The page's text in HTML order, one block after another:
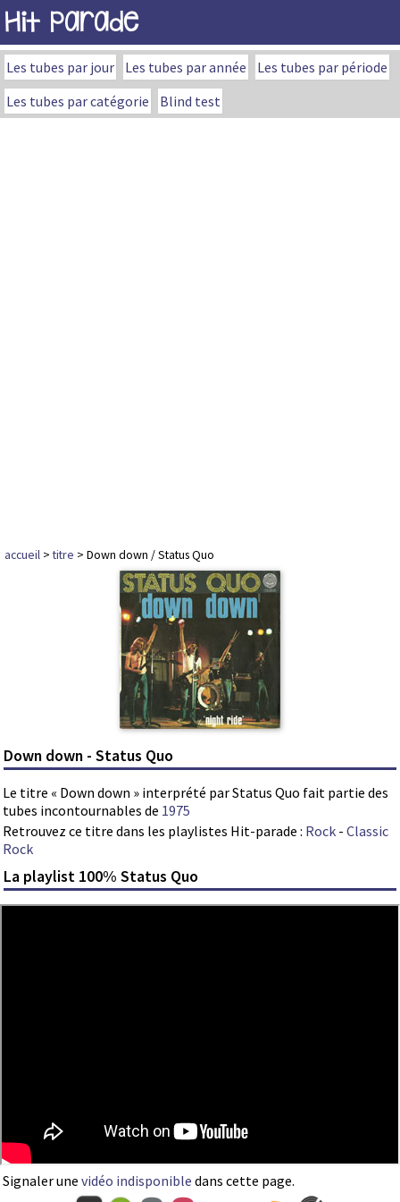
Hit Parade
Les tubes par jour Les tubes par année
Les tubes par période
Les tubes par catégorie
Blind test
accueil >titre > Down down / Status Quo
Down down - Status Quo
Le titre « Down down » interprété par Status Quo fait partie des
tubes incontournables de 1975
Retrouvez ce titre dans les playlistes Hit-parade : Rock - Classic
Rock
La playlist 100% Status Quo
Signaler une vidéo indisponible dans cette page.